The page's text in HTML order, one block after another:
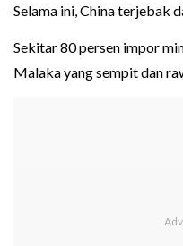
Selama ini, China terjebak
Sekitar 80 persen impor
Malaka yang sempit dan